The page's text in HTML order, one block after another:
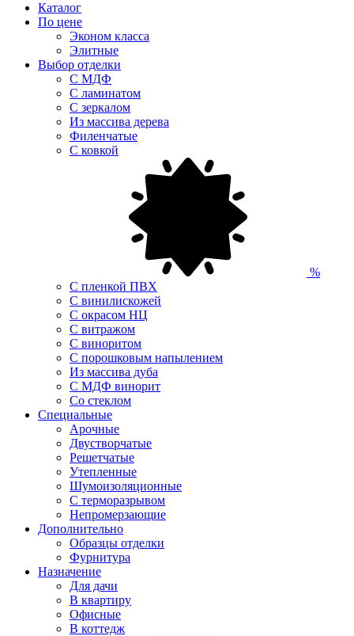
Каталог
По цене
Эконом класса
Элитные
Выбор отделки
С МДФ
С ламинатом
С зеркалом
Из массива дерева
Филенчатые
С ковкой
%
С пленкой ПВХ
С винилискожей
С окрасом НЦ
С витражом
С виноритом
С порошковым напылением
Из массива дуба
С МДФ винорит
Со стеклом
Специальные
Арочные
Двустворчатые
Решетчатые
Утепленные
Шумоизоляционные
С терморазрывом
Непромерзающие
Дополнительно
Образцы отделки
Фурнитура
Назначение
Для дачи
В квартиру
Офисные
В коттедж